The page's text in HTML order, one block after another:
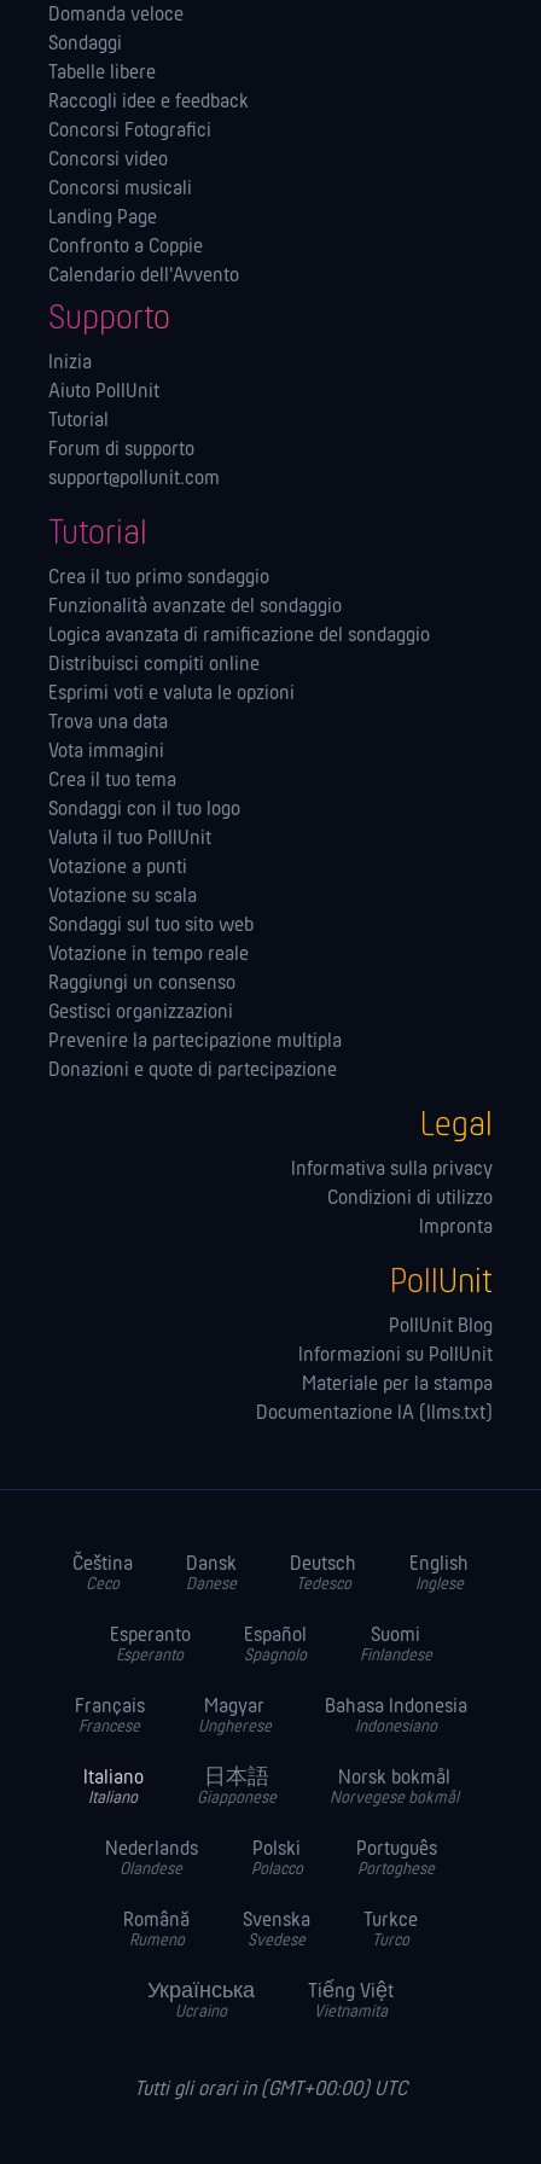
Domanda veloce
Sondaggi
Tabelle libere
Raccogli idee e feedback
Concorsi Fotografici
Concorsi video
Concorsi musicali
Landing Page
Confronto a Coppie
Calendario dell'Avvento
Supporto
Inizia
Aiuto PollUnit
Tutorial
Forum di supporto
support@pollunit.com
Tutorial
Crea il tuo primo sondaggio
Funzionalità avanzate del sondaggio
Logica avanzata di ramificazione del sondaggio
Distribuisci compiti online
Esprimi voti e valuta le opzioni
Trova una data
Vota immagini
Crea il tuo tema
Sondaggi con il tuo logo
Valuta il tuo PollUnit
Votazione a punti
Votazione su scala
Sondaggi sul tuo sito web
Votazione in tempo reale
Raggiungi un consenso
Gestisci organizzazioni
Prevenire la partecipazione multipla
Donazioni e quote di partecipazione
Legal
Informativa sulla privacy
Condizioni di utilizzo
Impronta
PollUnit
PollUnit Blog
Informazioni su PollUnit
Materiale per la stampa
Documentazione IA (llms.txt)
Čeština
Ceco
Dansk
Danese
Deutsch
Tedesco
English
Inglese
Esperanto
Esperanto
Español
Spagnolo
Suomi
Finlandese
Français
Francese
Magyar
Ungherese
Bahasa Indonesia
Indonesiano
Italiano
Italiano
日本語
Giapponese
Norsk bokmål
Norvegese bokmål
Nederlands
Olandese
Polski
Polacco
Português
Portoghese
Română
Rumeno
Svenska
Svedese
Turkce
Turco
Українська
Ucraino
Tiếng Việt
Vietnamita
Tutti gli orari in (GMT+00:00) UTC